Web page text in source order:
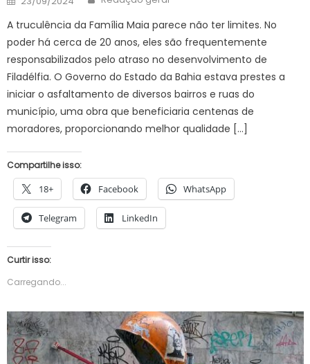
on
A truculência da Família Maia parece não ter limites. No
poder há cerca de 20 anos, eles são frequentemente
responsabilizados pelo atraso no desenvolvimento de
Filadélfia. O Governo do Estado da Bahia estava prestes a
iniciar o asfaltamento de diversos bairros e ruas do
município, uma obra que beneficiaria centenas de
moradores, proporcionando melhor qualidade […]
Compartilhe isso:
18+ Facebook WhatsApp
Telegram LinkedIn
Curtir isso:
Carregando...